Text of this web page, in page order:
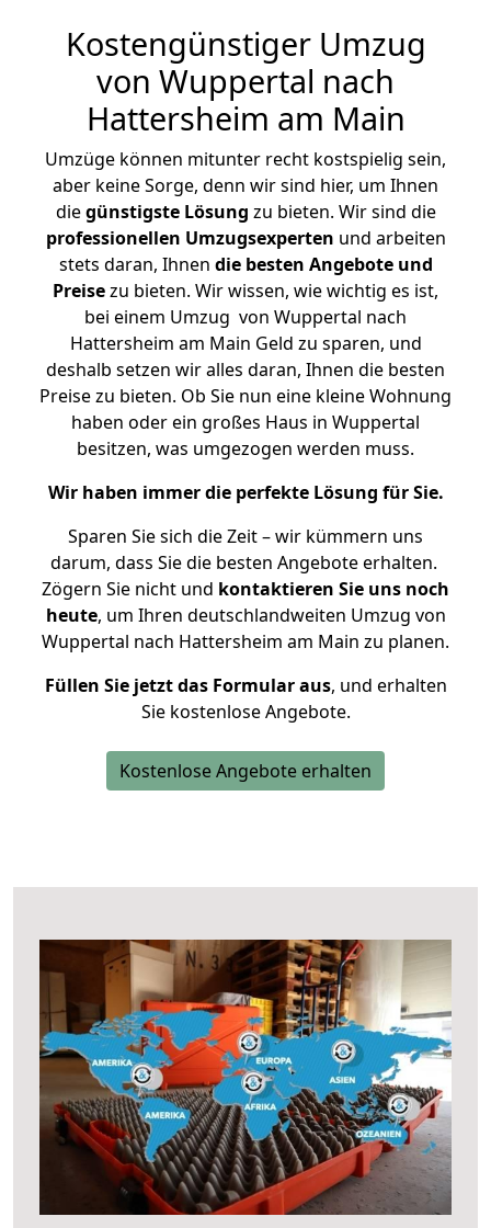
Kostengünstiger Umzug
von Wuppertal nach
Hattersheim am Main
Umzüge können mitunter recht kostspielig sein,
aber keine Sorge, denn wir sind hier, um Ihnen
diegünstigste Lösung zu bieten. Wir sind die
professionellen Umzugsexperten und arbeiten
stets daran, Ihnen die besten Angebote und
Preisezu bieten. Wir wissen, wie wichtig es ist,
bei einem Umzug von Wuppertal nach
Hattersheim am Main Geld zu sparen, und
deshalb setzen wir alles daran, Ihnen die besten
Preise zu bieten. Ob Sie nun eine kleine Wohnung
haben oder ein großes Haus in Wuppertal
besitzen, was umgezogen werden muss.
Wir haben immer die perfekte Lösung für Sie.
Sparen Sie sich die Zeit – wir kümmern uns
darum, dass Sie die besten Angebote erhalten.
Zögern Sie nicht und kontaktieren Sie uns noch
heute, um Ihren deutschlandweiten Umzug von
Wuppertal nach Hattersheim am Main zu planen.
Füllen Sie jetzt das Formular aus, und erhalten
Sie kostenlose Angebote.
Kostenlose Angebote erhalten